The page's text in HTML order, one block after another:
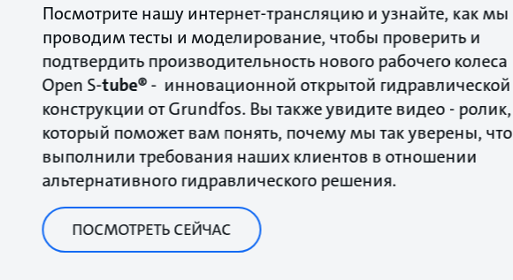
Посмотрите нашу интернет-трансляцию и узнайте, как мы
проводим тесты и моделирование, чтобы проверить и
подтвердить производительность нового рабочего колеса
Open S-tube®- инновационной открытой гидравлической
конструкции от Grundfos. Вы также увидите видео - ролик,
который поможет вам понять, почему мы так уверены, что
выполнили требования наших клиентов в отношении
альтернативного гидравлического решения.
ПОСМОТРЕТЬ СЕЙЧАС